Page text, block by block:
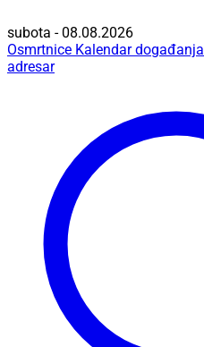
subota - 08.08.2026
Osmrtnice Kalendar događanja
adresar